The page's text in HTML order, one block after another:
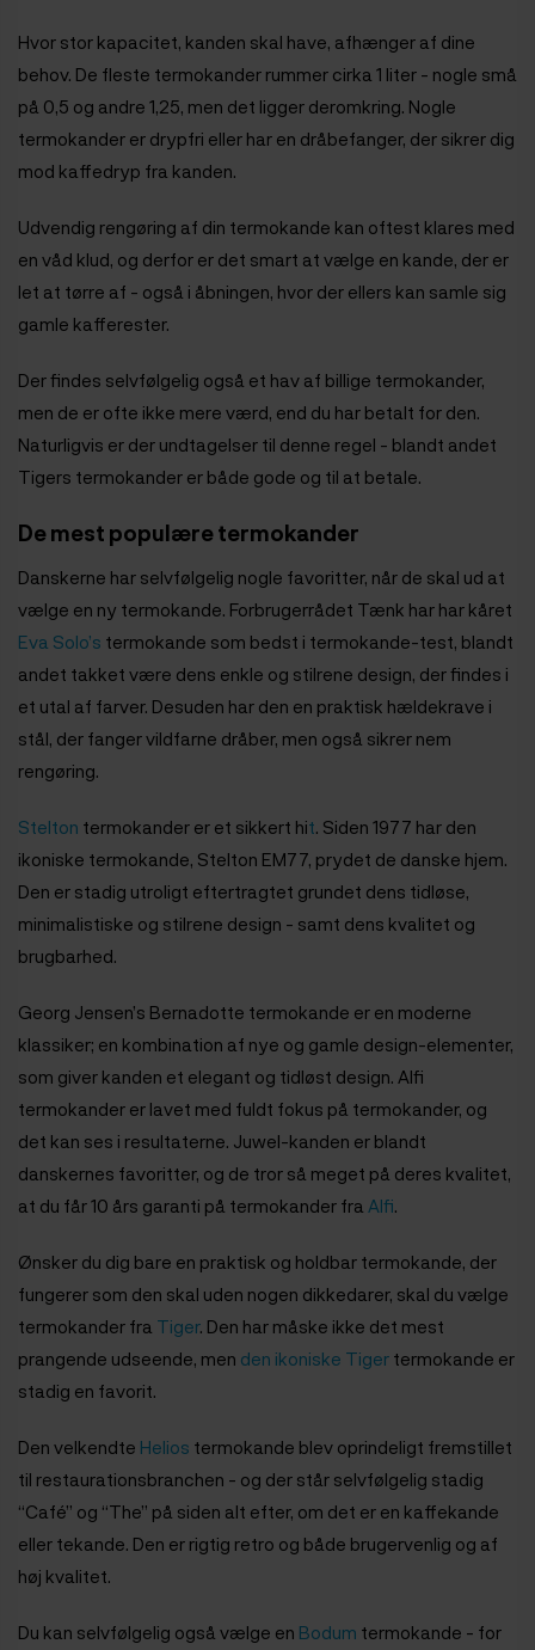
Hvor stor kapacitet, kanden skal have, afhænger af dine
behov. De fleste termokander rummer cirka 1 liter - nogle små
på 0,5 og andre 1,25, men det ligger deromkring. Nogle
termokander er drypfri eller har en dråbefanger, der sikrer dig
mod kaffedryp fra kanden.
Udvendig rengøring af din termokande kan oftest klares med
en våd klud, og derfor er det smart at vælge en kande, der er
let at tørre af - også i åbningen, hvor der ellers kan samle sig
gamle kafferester.
Der findes selvfølgelig også et hav af billige termokander,
men de er ofte ikke mere værd, end du har betalt for den.
Naturligvis er der undtagelser til denne regel - blandt andet
Tigers termokander er både gode og til at betale.
De mest populære termokander
Danskerne har selvfølgelig nogle favoritter, når de skal ud at
vælge en ny termokande. Forbrugerrådet Tænk har har kåret
Eva Solo’s termokande som bedst i termokande-test, blandt
andet takket være dens enkle og stilrene design, der findes i
et utal af farver. Desuden har den en praktisk hældekrave i
stål, der fanger vildfarne dråber, men også sikrer nem
rengøring.
Stelton termokander er et sikkert hit. Siden 1977 har den
ikoniske termokande, Stelton EM77, prydet de danske hjem.
Den er stadig utroligt eftertragtet grundet dens tidløse,
minimalistiske og stilrene design - samt dens kvalitet og
brugbarhed.
Georg Jensen’s Bernadotte termokande er en moderne
klassiker; en kombination af nye og gamle design-elementer,
som giver kanden et elegant og tidløst design. Alfi
termokander er lavet med fuldt fokus på termokander, og
det kan ses i resultaterne. Juwel-kanden er blandt
danskernes favoritter, og de tror så meget på deres kvalitet,
at du får 10 års garanti på termokander fra Alfi.
Ønsker du dig bare en praktisk og holdbar termokande, der
fungerer som den skal uden nogen dikkedarer, skal du vælge
termokander fra Tiger. Den har måske ikke det mest
prangende udseende, men den ikoniske Tiger termokande er
stadig en favorit.
Den velkendte Helios termokande blev oprindeligt fremstillet
til restaurationsbranchen - og der står selvfølgelig stadig
“Café” og “The” på siden alt efter, om det er en kaffekande
eller tekande. Den er rigtig retro og både brugervenlig og af
høj kvalitet.
Du kan selvfølgelig også vælge en Bodum termokande - for